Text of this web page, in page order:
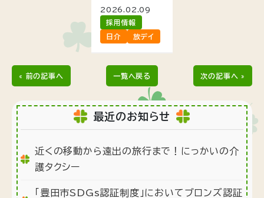
2026.02.09
採用情報
日介
放デイ
« 前の記事へ 一覧へ戻る 次の記事へ »
最近のお知らせ
近くの移動から遠出の旅行まで！にっかいの介
護タクシー
「豊田市SDGs認証制度」においてブロンズ認証